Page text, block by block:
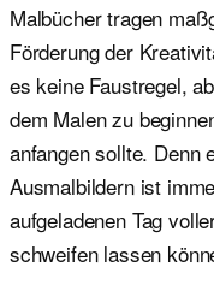
Malbücher tragen
Förderung der
es keine Faustregel,
dem Malen zu
anfangen sollte. Denn
Ausmalbildern ist
aufgeladenen Tag
schweifen lassen